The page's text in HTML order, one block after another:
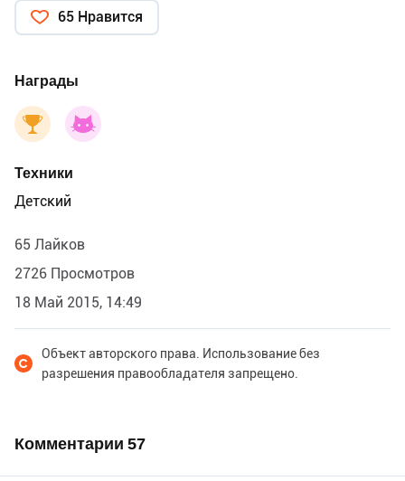
65 Нравится
Награды
Техники
Детский
65 Лайков
2726 Просмотров
18 Май 2015, 14:49
Объект авторского права. Использование без
разрешения правообладателя запрещено.
Комментарии 57